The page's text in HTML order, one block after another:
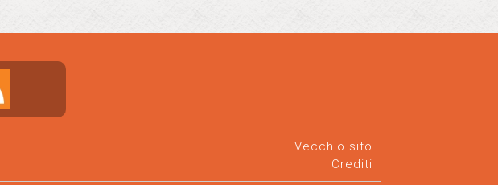
Vecchio sito
Crediti